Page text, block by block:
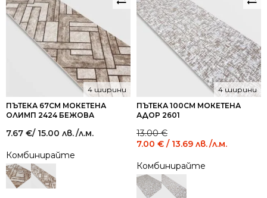
ПЪТЕКА 67СМ МОКЕТЕНА
ОЛИМП 2424 БЕЖОВА
4 ширини
7.67 €/ 15.00 лв./л.м.
Комбинирайте
ПЪТЕКА 100СМ МОКЕТЕНА
АДОР 2601
4 ширини
13.00€
Original
price
13.00 €
/
25.43
7.00 € / 13.69 лв.
Current
price
7.00 €
/
13.69
/л.м.
Комбинирайте